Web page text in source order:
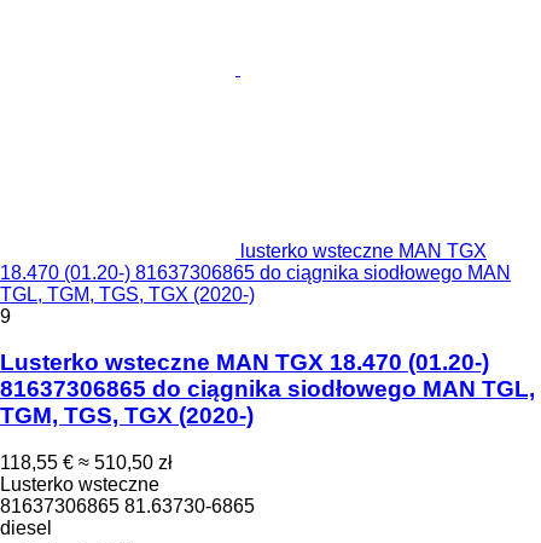
lusterko wsteczne MAN TGX
18.470 (01.20-) 81637306865 do ciągnika siodłowego MAN
TGL, TGM, TGS, TGX (2020-)
9
Lusterko wsteczne MAN TGX 18.470 (01.20-)
81637306865 do ciągnika siodłowego MAN TGL,
TGM, TGS, TGX (2020-)
118,55 € ≈ 510,50 zł
Lusterko wsteczne
81637306865 81.63730-6865
diesel